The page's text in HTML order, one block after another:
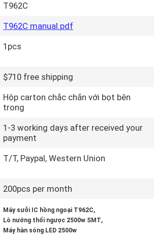
T962C
T962C manual.pdf
1pcs
$710 free shipping
Hộp carton chắc chắn với bọt bên
trong
1-3 working days after received your
payment
T/T, Paypal, Western Union
200pcs per month
Máy sưởi IC hồng ngoại T962C,
Lò nướng thổi ngược 2500w SMT,
Máy hàn sóng LED 2500w